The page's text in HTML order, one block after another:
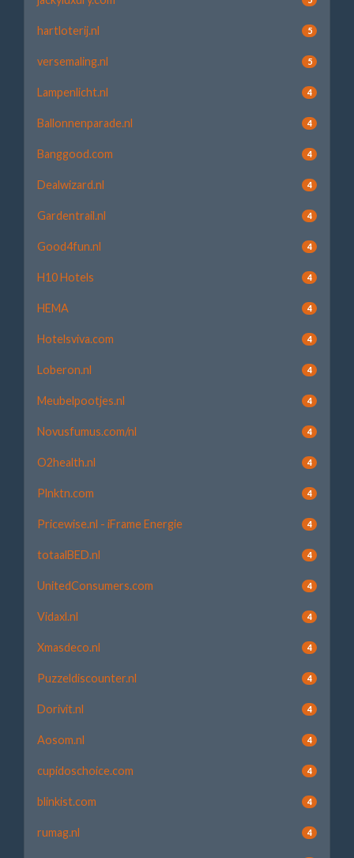
hartloterij.nl 5
versemaling.nl 5
Lampenlicht.nl 4
Ballonnenparade.nl 4
Banggood.com 4
Dealwizard.nl 4
Gardentrail.nl 4
Good4fun.nl 4
H10 Hotels 4
HEMA 4
Hotelsviva.com 4
Loberon.nl 4
Meubelpootjes.nl 4
Novusfumus.com/nl 4
O2health.nl 4
Plnktn.com 4
Pricewise.nl - iFrame Energie 4
totaalBED.nl 4
UnitedConsumers.com 4
Vidaxl.nl 4
Xmasdeco.nl 4
Puzzeldiscounter.nl 4
Dorivit.nl 4
Aosom.nl 4
cupidoschoice.com 4
blinkist.com 4
rumag.nl 4